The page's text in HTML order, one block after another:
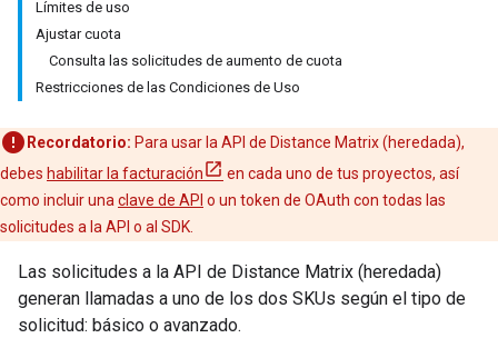
Límites de uso
Ajustar cuota
Consulta las solicitudes de aumento de cuota
Restricciones de las Condiciones de Uso
Recordatorio: Para usar la API de Distance Matrix (heredada),
debes habilitar la facturación
en cada uno de tus proyectos, así
como incluir una clave de API o un token de OAuth con todas las
solicitudes a la API o al SDK.
Las solicitudes a la API de Distance Matrix (heredada)
generan llamadas a uno de los dos SKUs según el tipo de
solicitud: básico o avanzado.